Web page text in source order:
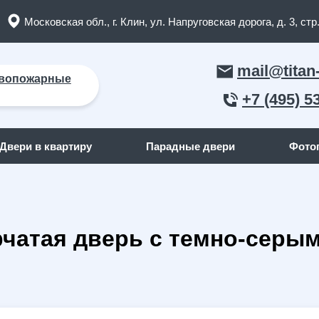
Московская обл., г. Клин, ул. Напруговская дорога, д. 3,
+7 (495)
ДВЕРИ
двери (165)
двери
С отделкой МДФ
С отделкой массив дерева
Двери в квартиру Парадные двери
дверь с темно-